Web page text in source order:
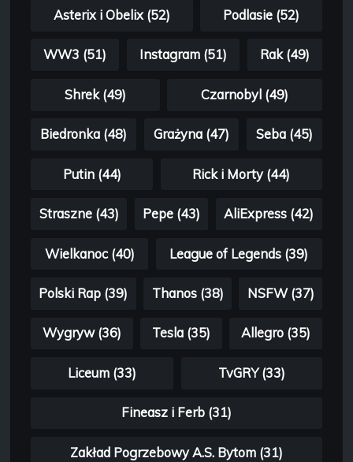
Asterix i Obelix (52) Podlasie (52)
WW3 (51) Instagram (51) Rak (49)
Shrek (49) Czarnobyl (49)
Biedronka (48) Grażyna (47) Seba (45)
Putin (44) Rick i Morty (44)
Straszne (43) Pepe (43) AliExpress (42)
Wielkanoc (40) League of Legends (39)
Polski Rap (39) Thanos (38) NSFW (37)
Wygryw (36) Tesla (35) Allegro (35)
Liceum (33) TvGRY (33)
Fineasz i Ferb (31)
Zakład Pogrzebowy A.S. Bytom (31)